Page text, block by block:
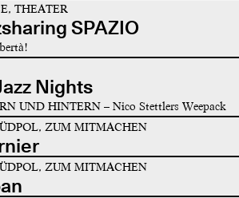
THEATER
SPAZIO
Nights
UND HINTERN – Nico Stettlers Weepack
ZUM MITMACHEN
ZUM MITMACHEN